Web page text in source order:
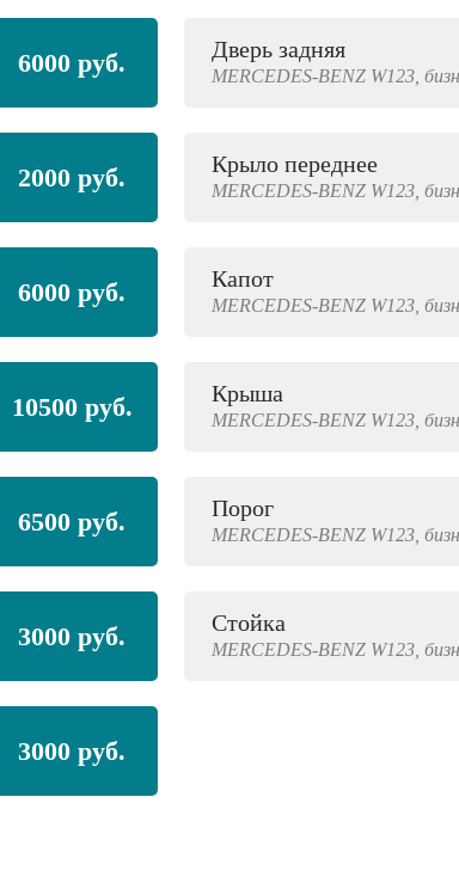
6000 руб. Дверь задняя
MERCEDES-BENZ W123,
2000 руб. Крыло переднее
MERCEDES-BENZ W123,
6000 руб. Капот
MERCEDES-BENZ W123,
10500 руб. Крыша
MERCEDES-BENZ W123,
6500 руб. Порог
MERCEDES-BENZ W123,
3000 руб. Стойка
MERCEDES-BENZ W123,
3000 руб.